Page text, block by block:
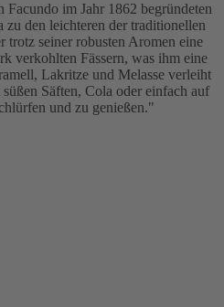
im Jahr 1862 begründeten
den leichteren der traditionellen
trotz seiner robusten Aromen eine
verkohlten Fässern, was ihm eine
Lakritze und Melasse verleiht
Säften, Cola oder einfach auf
und zu genießen."